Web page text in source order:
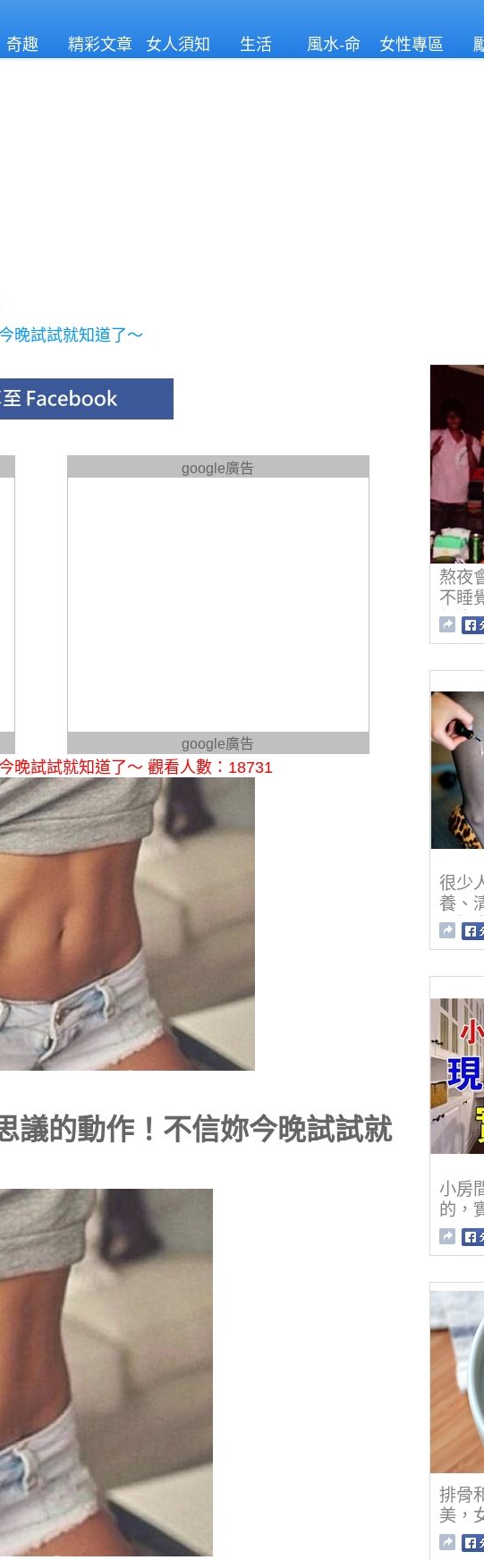
奇趣 精彩文章 女人須知 生活
風水-命
女性專區
晚試試就知道了～
google廣告
google廣告
晚試試就知道了～ 觀看人數：18731
議的動作！不信妳今晚試試就
熬夜
不睡
都沒
很少
養、
用把
小房
的，
排骨
美，